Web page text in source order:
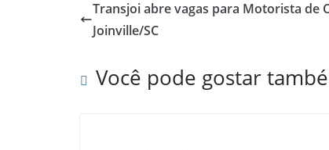
Transjoi abre vagas para Motorista de
Joinville/SC
Você pode gostar